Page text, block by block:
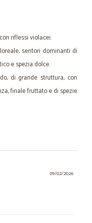
riflessi violacei.
sentori dominanti di
e spezia dolce.
di grande struttura, con
finale fruttato e di spezie
09/02/2026